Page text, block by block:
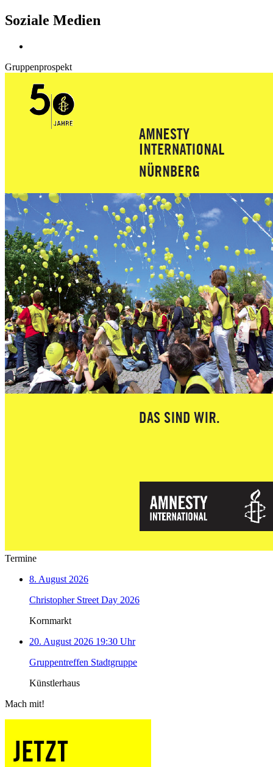
Soziale Medien
Gruppenprospekt
Termine
8. August 2026
Christopher Street Day 2026
Kornmarkt
20. August 2026 19:30 Uhr
Gruppentreffen Stadtgruppe
Künstlerhaus
Mach mit!